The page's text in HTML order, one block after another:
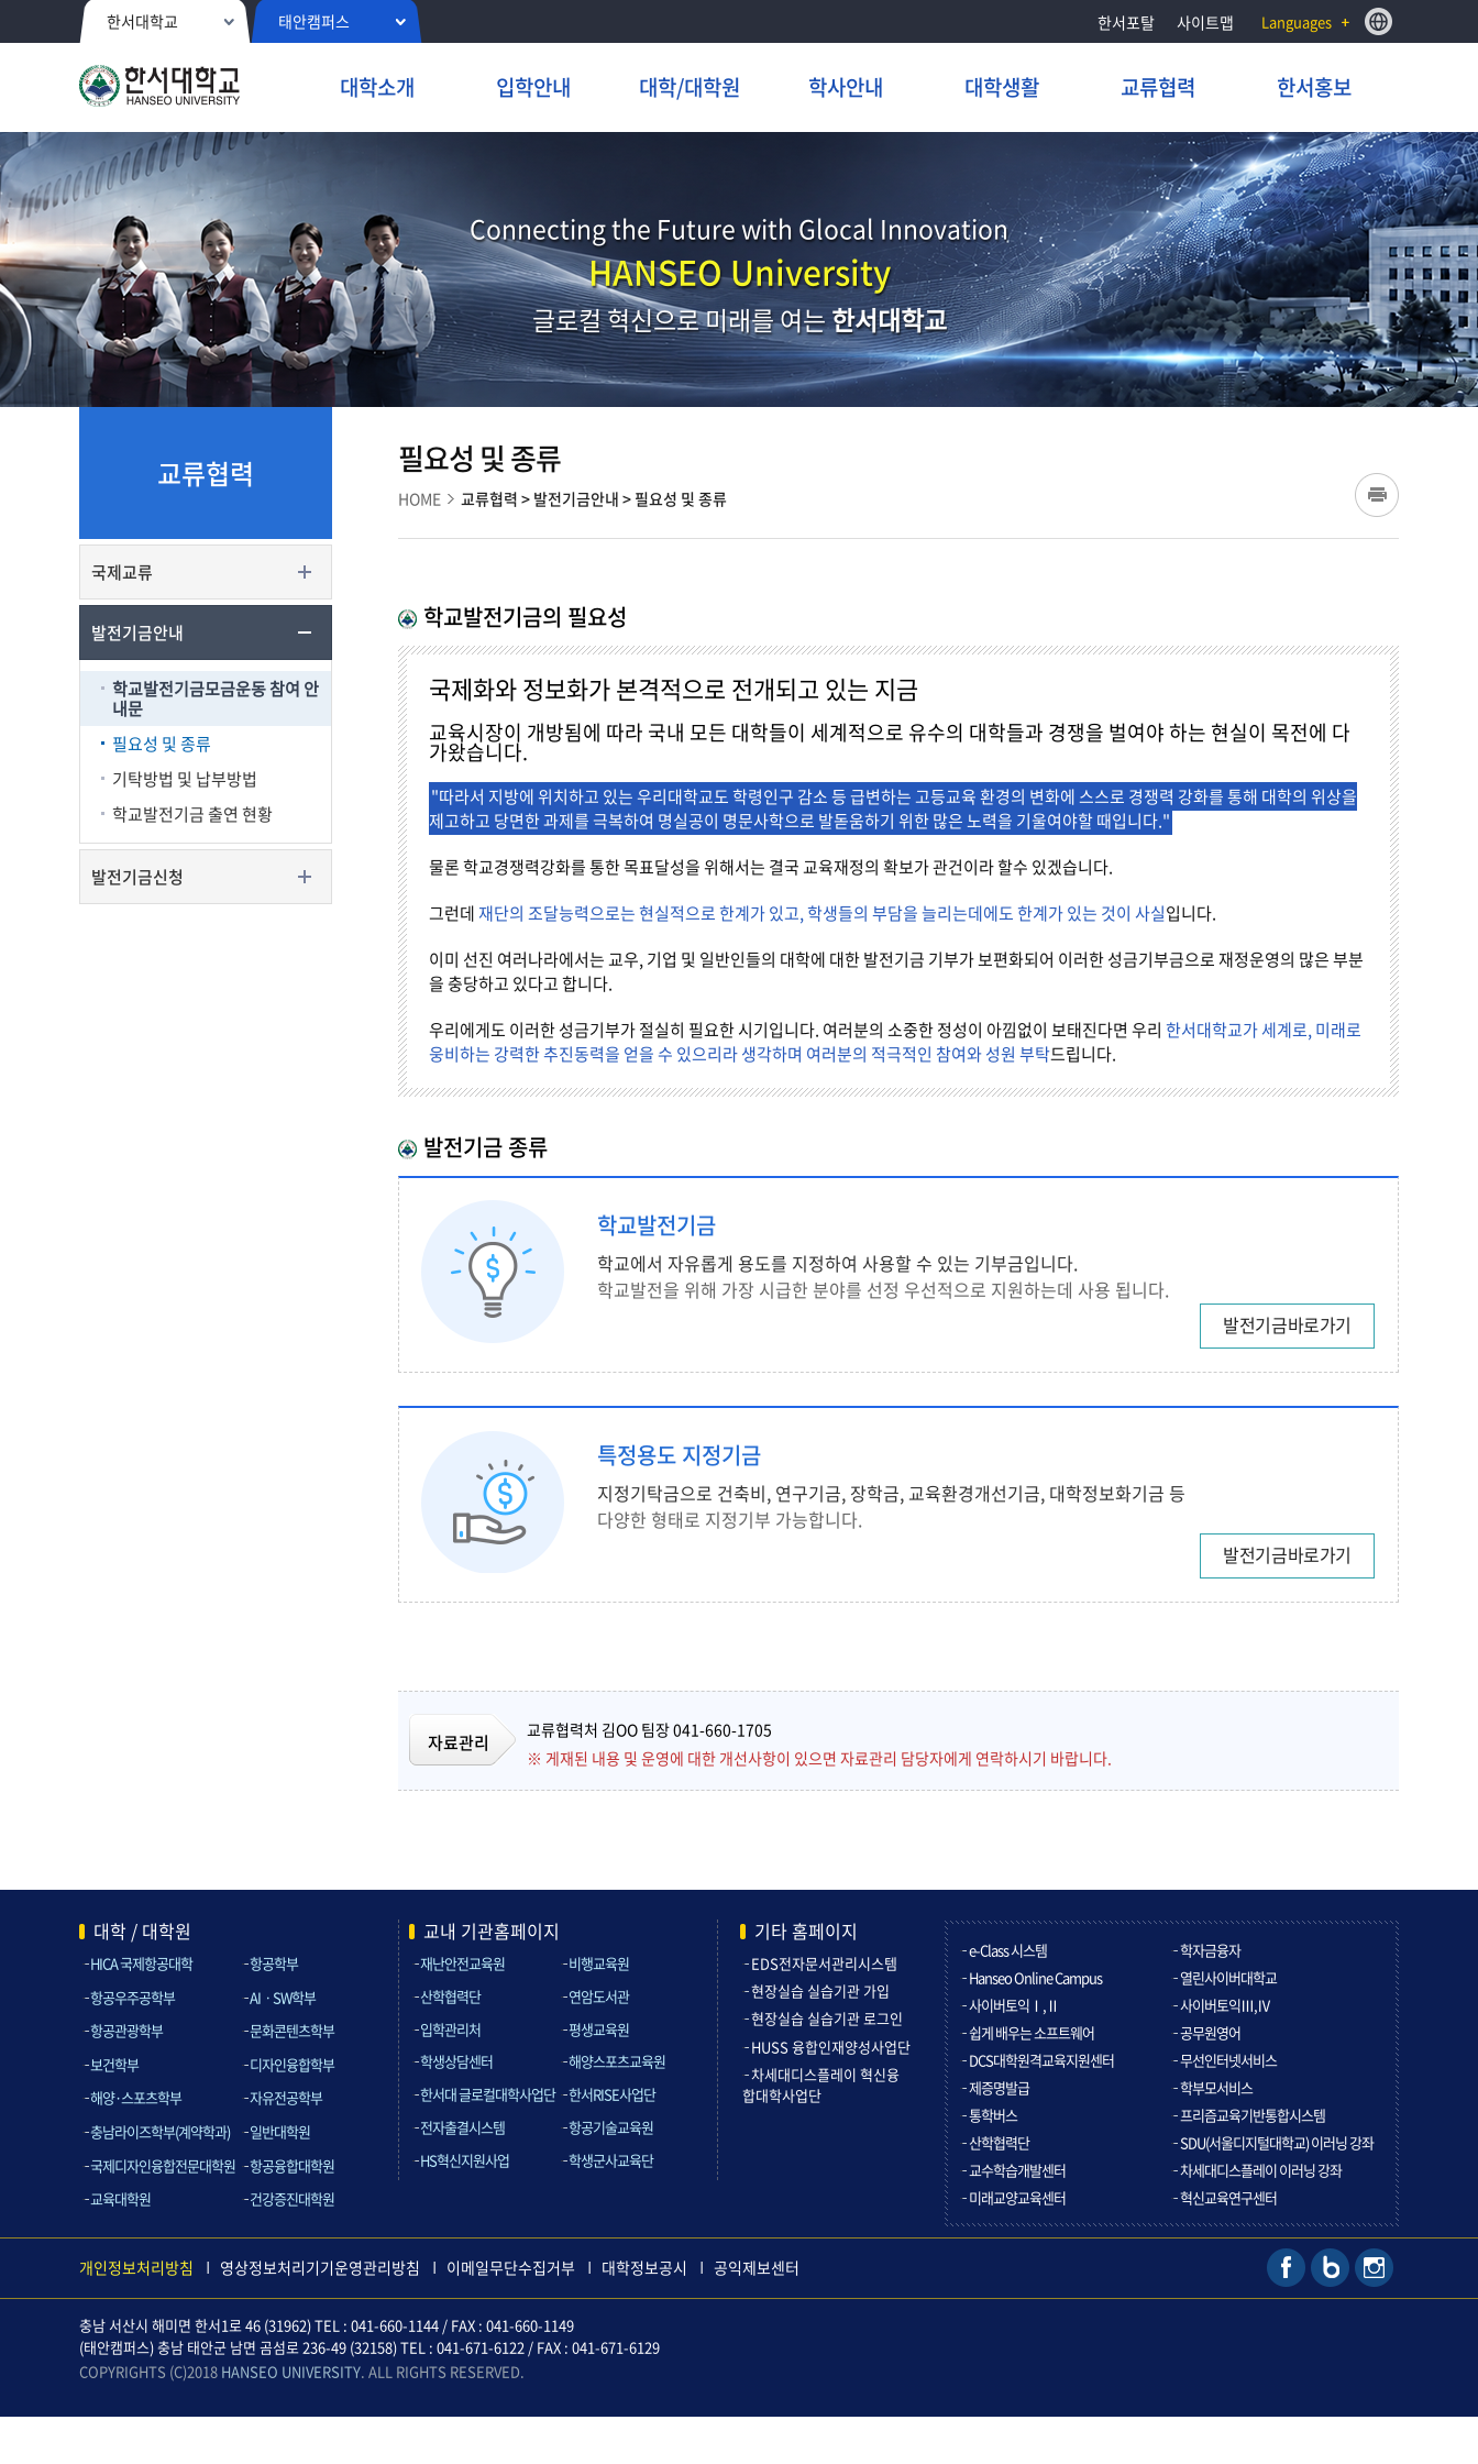
한서대학교 태안캠퍼스 한서포탈 사이트맵 Languages
대학소개 입학안내 대학/대학원 학사안내 대학생활 교류협력 한서홍보
Connecting the Future with Glocal Innovation
HANSEO University
글로컬 혁신으로 미래를 여는한서대학교
교류협력
국제교류
발전기금안내
학교발전기금모금운동 참여 안
내문
필요성 및 종류
기탁방법 및 납부방법
학교발전기금 출연 현황
발전기금신청
필요성 및 종류
HOME 교류협력 > 발전기금안내 > 필요성 및 종류
학교발전기금의 필요성
국제화와 정보화가 본격적으로 전개되고 있는 지금
교육시장이 개방됨에 따라 국내 모든 대학들이 세계적으로 유수의 대학들과 경쟁을 벌여야 하는 현실이 목전에 다
가왔습니다.
"따라서 지방에 위치하고 있는 우리대학교도 학령인구 감소 등 급변하는 고등교육 환경의 변화에 스스로 경쟁력 강화를 통해 대학의 위상을
제고하고 당면한 과제를 극복하여 명실공이 명문사학으로 발돋움하기 위한 많은 노력을 기울여야할 때입니다."
물론 학교경쟁력강화를 통한 목표달성을 위해서는 결국 교육재정의 확보가 관건이라 할수 있겠습니다.
그런데 재단의 조달능력으로는 현실적으로 한계가 있고, 학생들의 부담을 늘리는데에도 한계가 있는 것이 사실입니다.
이미 선진 여러나라에서는 교우, 기업 및 일반인들의 대학에 대한 발전기금 기부가 보편화되어 이러한 성금기부금으로 재정운영의 많은 부분
을 충당하고 있다고 합니다.
우리에게도 이러한 성금기부가 절실히 필요한 시기입니다. 여러분의 소중한 정성이 아낌없이 보태진다면 우리 한서대학교가 세계로, 미래로
웅비하는 강력한 추진동력을 얻을 수 있으리라 생각하며 여러분의 적극적인 참여와 성원 부탁드립니다.
발전기금 종류
학교발전기금
학교에서 자유롭게 용도를 지정하여 사용할 수 있는 기부금입니다.
학교발전을 위해 가장 시급한 분야를 선정 우선적으로 지원하는데 사용 됩니다.
발전기금바로가기
특정용도 지정기금
지정기탁금으로 건축비, 연구기금, 장학금, 교육환경개선기금, 대학정보화기금 등
다양한 형태로 지정기부 가능합니다.
발전기금바로가기
자료관리
교류협력처 김OO 팀장 041-660-1705
※ 게재된 내용 및 운영에 대한 개선사항이 있으면 자료관리 담당자에게 연락하시기 바랍니다.
대학 / 대학원
HICA 국제항공대학
항공학부
항공우주공학부
AIㆍSW학부
항공관광학부
문화콘텐츠학부
보건학부
디자인융합학부
해양·스포츠학부
자유전공학부
충남라이즈학부(계약학과)
일반대학원
국제디자인융합전문대학원
항공융합대학원
교육대학원
건강증진대학원
교내 기관홈페이지
재난안전교육원
비행교육원
산학협력단
연암도서관
입학관리처
평생교육원
학생상담센터
해양스포츠교육원
한서대 글로컬대학사업단
한서RISE사업단
전자출결시스템
항공기술교육원
HS혁신지원사업
학생군사교육단
기타 홈페이지
EDS전자문서관리시스템
현장실습 실습기관 가입
현장실습 실습기관 로그인
HUSS 융합인재양성사업단
차세대디스플레이 혁신융
합대학사업단
e-Class 시스템
학자금융자
Hanseo Online Campus
열린사이버대학교
사이버토익Ⅰ,Ⅱ
사이버토익Ⅲ,Ⅳ
쉽게 배우는 소프트웨어
공무원영어
DCS대학원격교육지원센터
무선인터넷서비스
제증명발급
학부모서비스
통학버스
프리즘교육기반통합시스템
산학협력단
SDU(서울디지털대학교) 이러닝 강좌
교수학습개발센터
차세대디스플레이 이러닝 강좌
미래교양교육센터
혁신교육연구센터
개인정보처리방침 영상정보처리기기운영관리방침 이메일무단수집거부 대학정보공시 공익제보센터
충남 서산시 해미면 한서1로 46 (31962) TEL : 041-660-1144 / FAX : 041-660-1149
(태안캠퍼스) 충남 태안군 남면 곰섬로 236-49 (32158) TEL : 041-671-6122 / FAX : 041-671-6129
COPYRIGHTS (C)2018 HANSEO UNIVERSITY. ALL RIGHTS RESERVED.